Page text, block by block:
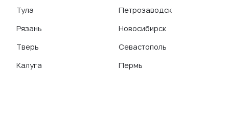
Тула
Рязань
Тверь
Калуга
Петрозаводск
Новосибирск
Севастополь
Пермь